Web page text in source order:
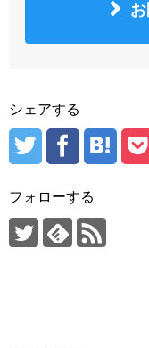
シェアする
フォローする